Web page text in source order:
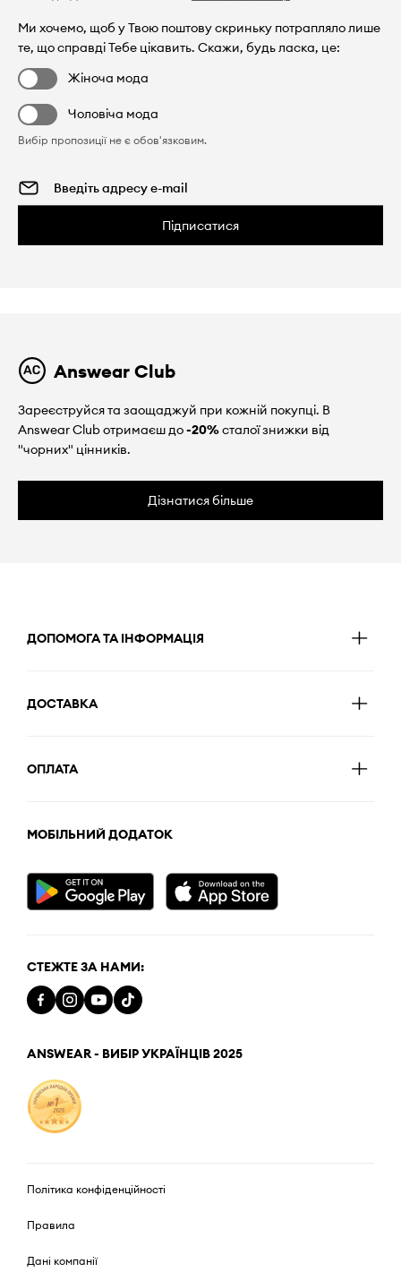
Ми хочемо, щоб у Твою поштову скриньку потрапляло лише
те, що справді Тебе цікавить. Скажи, будь ласка, це:
Жіноча мода
Чоловіча мода
Вибір пропозиції не є обов'язковим.
Підписатися
Answear Club
Зареєструйся та заощаджуй при кожній покупці. В
Answear Club отримаєш до-20%сталої знижки від
"чорних" цінників.
Дізнатися більше
ДОПОМОГА ТА ІНФОРМАЦІЯ
ДОСТАВКА
ОПЛАТА
МОБІЛЬНИЙ ДОДАТОК
СТЕЖТЕ ЗА НАМИ:
ANSWEAR - ВИБІР УКРАЇНЦІВ 2025
Політика конфіденційності
Правила
Дані компанії